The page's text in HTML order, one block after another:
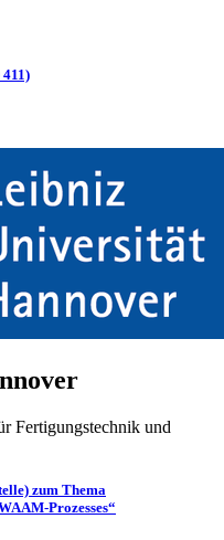
Fertigungstechnik und
zum Thema
Prozesses“